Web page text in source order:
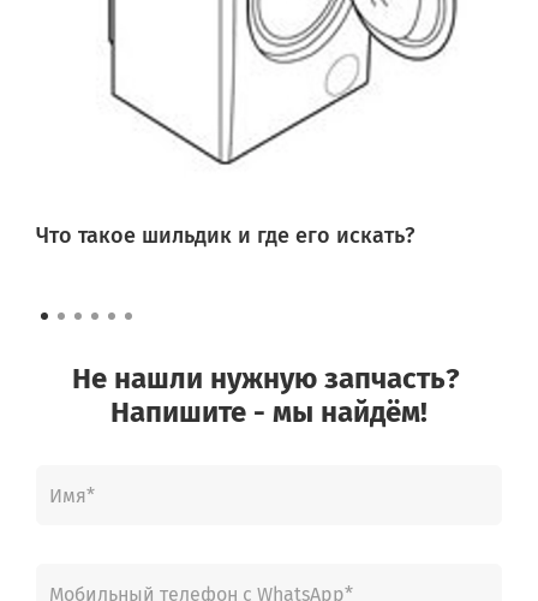
Что такое шильдик и где его искать?
Не нашли нужную запчасть?
Напишите - мы найдём!